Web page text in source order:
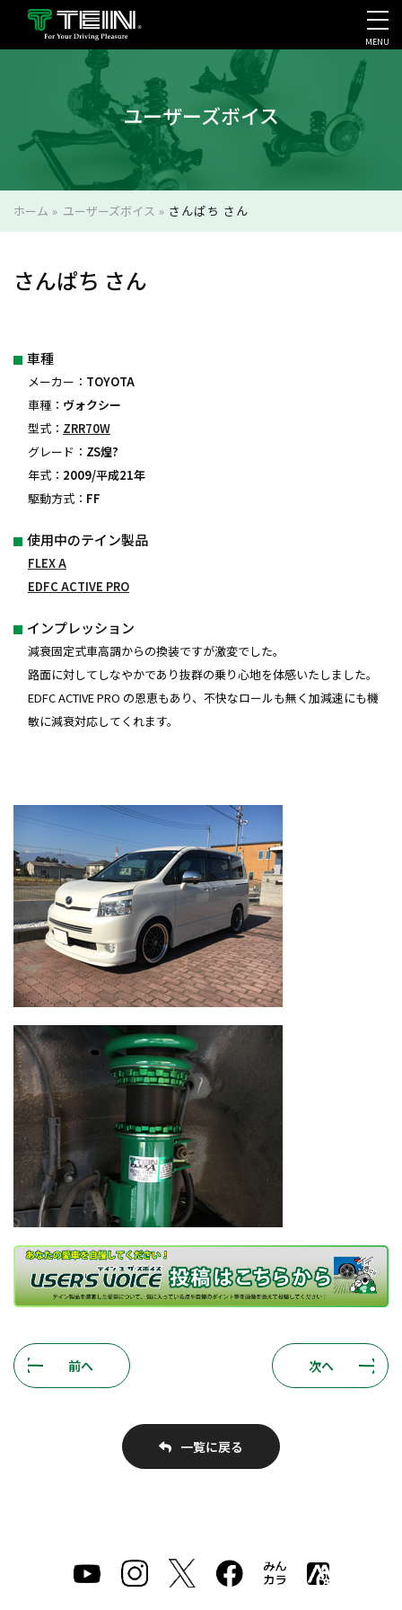
会社案内・採用・IR
MENU
ユーザーズボイス
ホーム » ユーザーズボイス » さんぱち さん
さんぱち さん
車種
メーカー： TOYOTA
車種： ヴォクシー
型式： ZRR70W
グレード： ZS煌?
年式： 2009/平成21年
駆動方式： FF
使用中のテイン製品
FLEX A
EDFC ACTIVE PRO
インプレッション
減衰固定式車高調からの換装ですが激変でした。
路面に対してしなやかであり抜群の乗り心地を体感いたしました。
EDFC ACTIVE PRO の恩恵もあり、不快なロールも無く加減速にも機
敏に減衰対応してくれます。
前へ 次へ
一覧に戻る